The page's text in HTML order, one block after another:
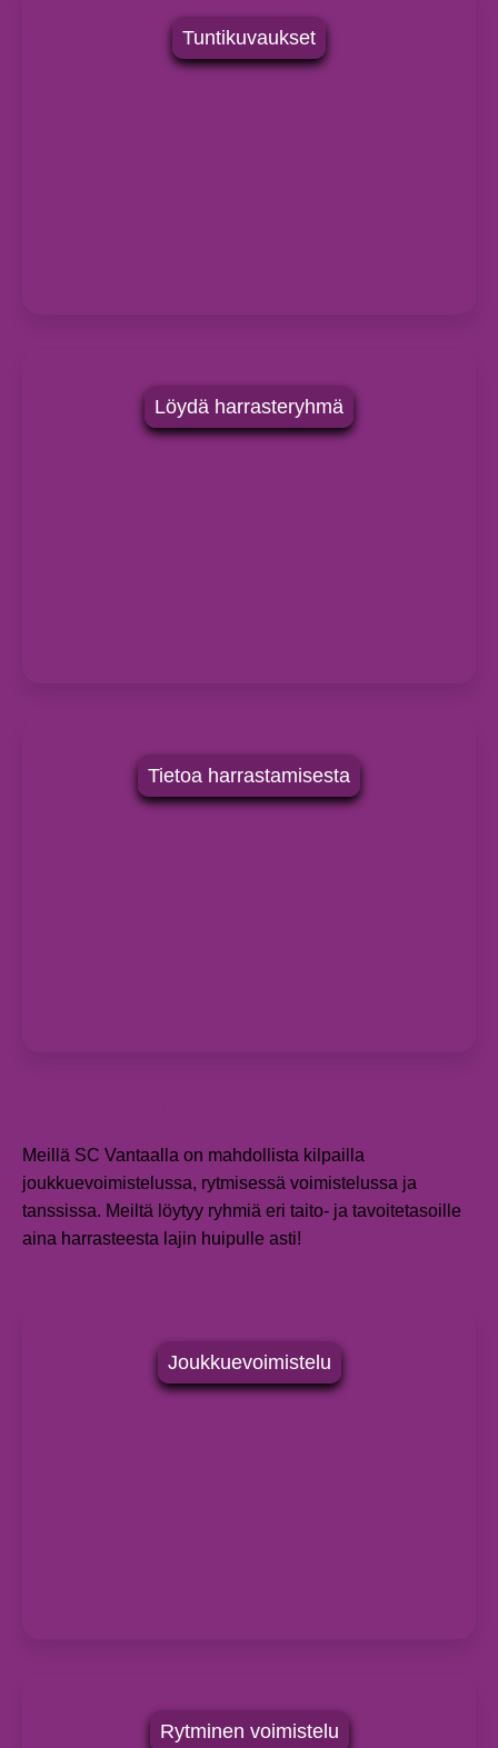
Tuntikuvaukset
Löydä harrasteryhmä
Tietoa harrastamisesta
Meillä SC Vantaalla on mahdollista kilpailla
joukkuevoimistelussa, rytmisessä voimistelussa ja
tanssissa. Meiltä löytyy ryhmiä eri taito- ja tavoitetasoille
aina harrasteesta lajin huipulle asti!
Joukkuevoimistelu
Rytminen voimistelu